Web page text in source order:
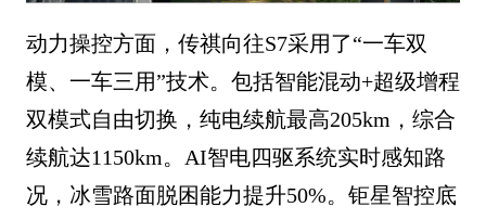
动力操控方面，传祺向往S7采用了“一车双
模、一车三用”技术。包括智能混动+超级增程
双模式自由切换，纯电续航最高205km，综合
续航达1150km。AI智电四驱系统实时感知路
况，冰雪路面脱困能力提升50%。钜星智控底